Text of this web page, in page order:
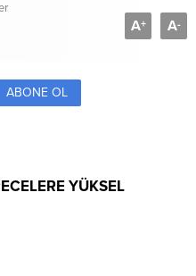
A+ A-
ABONE OL
YÜKSEL